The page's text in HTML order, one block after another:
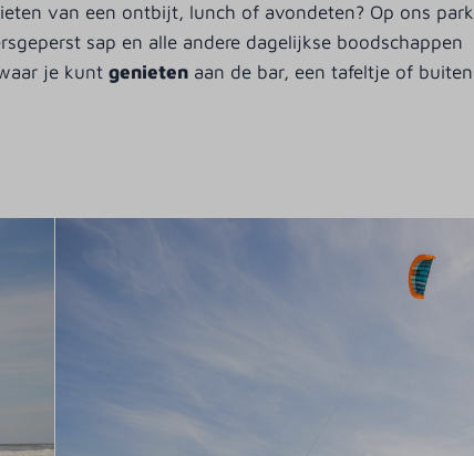
van een ontbijt, lunch of avondeten? Op ons park
sap en alle andere dagelijkse boodschappen
je kuntgenieten aan de bar, een tafeltje of buiten